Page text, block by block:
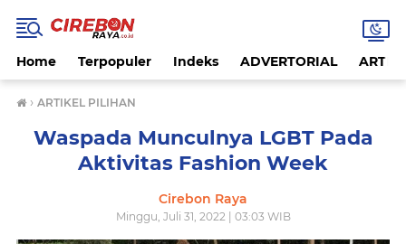
Home Terpopuler Indeks ADVERTORIAL
› ARTIKEL PILIHAN
Waspada Munculnya LGBT Pada
Aktivitas Fashion Week
Cirebon Raya
Minggu, Juli 31, 2022 | 03:03 WIB